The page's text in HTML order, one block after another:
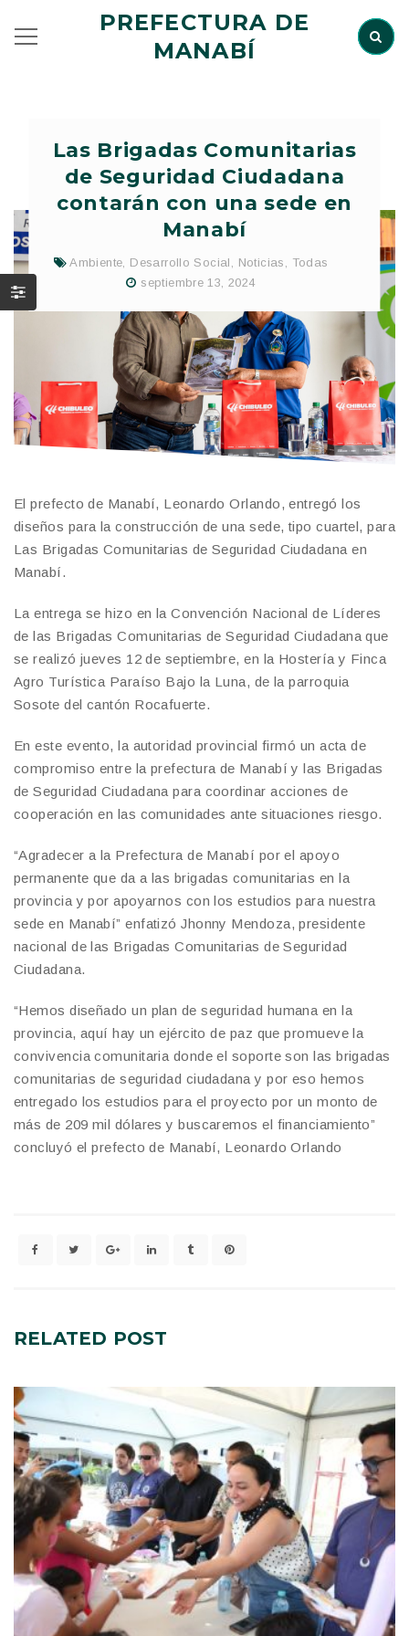
PREFECTURA DE
MANABÍ
Las Brigadas Comunitarias
de Seguridad Ciudadana
contarán con una sede en
Manabí
Ambiente Desarrollo Social Noticias
Todas
septiembre 13, 2024
El prefecto de Manabí, Leonardo Orlando, entregó los
diseños para la construcción de una sede, tipo cuartel, para
Las Brigadas Comunitarias de Seguridad Ciudadana en
Manabí.
La entrega se hizo en la Convención Nacional de Líderes
de las Brigadas Comunitarias de Seguridad Ciudadana que
se realizó jueves 12 de septiembre, en la Hostería y Finca
Agro Turística Paraíso Bajo la Luna, de la parroquia
Sosote del cantón Rocafuerte.
En este evento, la autoridad provincial firmó un acta de
compromiso entre la prefectura de Manabí y las Brigadas
de Seguridad Ciudadana para coordinar acciones de
cooperación en las comunidades ante situaciones riesgo.
“Agradecer a la Prefectura de Manabí por el apoyo
permanente que da a las brigadas comunitarias en la
provincia y por apoyarnos con los estudios para nuestra
sede en Manabí” enfatizó Jhonny Mendoza, presidente
nacional de las Brigadas Comunitarias de Seguridad
Ciudadana.
“Hemos diseñado un plan de seguridad humana en la
provincia, aquí hay un ejército de paz que promueve la
convivencia comunitaria donde el soporte son las brigadas
comunitarias de seguridad ciudadana y por eso hemos
entregado los estudios para el proyecto por un monto de
más de 209 mil dólares y buscaremos el financiamiento”
concluyó el prefecto de Manabí, Leonardo Orlando
RELATED POST